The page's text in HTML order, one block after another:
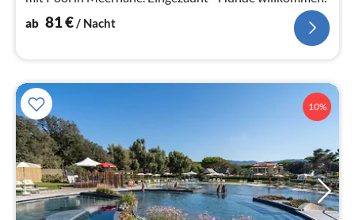
ab 81€/ Nacht
10%